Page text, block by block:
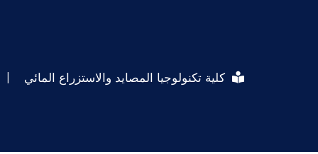
كلية تكنولوجيا المصايد والاستزراع المائي |